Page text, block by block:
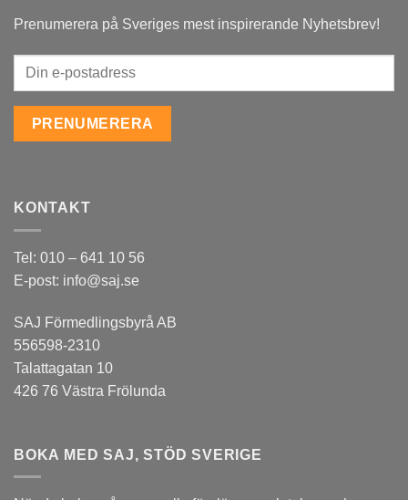
Prenumerera på Sveriges mest inspirerande Nyhetsbrev!
KONTAKT
Tel: 010 – 641 10 56
E-post: info@saj.se
SAJ Förmedlingsbyrå AB
556598-2310
Talattagatan 10
426 76 Västra Frölunda
BOKA MED SAJ, STÖD SVERIGE